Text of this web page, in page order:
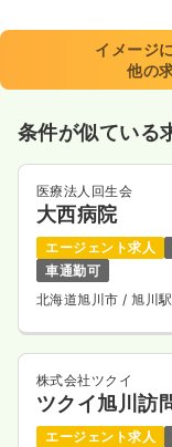
イメージ
他の
条件が似ている
医療法人回生会
大西病院
エージェント求人
車通勤可
北海道旭川市 / 旭川
株式会社ツクイ
ツクイ旭川訪
エージェント求人